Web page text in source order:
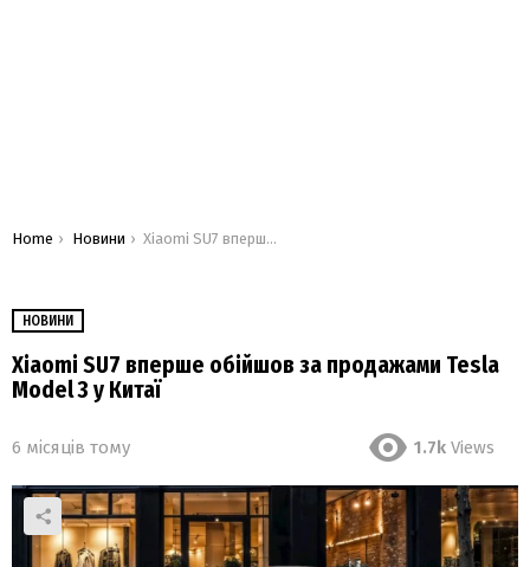
You are here:
Home Новини Xiaomi SU7 вперше обійшов за продажами Tesla Model 3 у Китаї
НОВИНИ
Xiaomi SU7 вперше обійшов за продажами Tesla
Model 3 у Китаї
6 місяців тому 1.7k Views